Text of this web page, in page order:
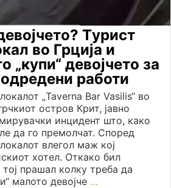
Tурист
во Грција и
„купи“ девојчето за
работи
„Taverna Bar Vasilis“ во
остров Крит, јавно
инцидент што, како
да го премолчат. Според
влегол маж кој
хотел. Откако бил
прашал колку треба да
малото девојче …